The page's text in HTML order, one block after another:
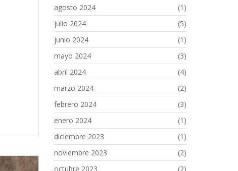
agosto 2024
(1)
julio 2024
(5)
junio 2024
(1)
mayo 2024
(3)
abril 2024
(4)
marzo 2024
(2)
febrero 2024
(3)
enero 2024
(1)
diciembre 2023
(1)
noviembre 2023
(2)
octubre 2023
(2)